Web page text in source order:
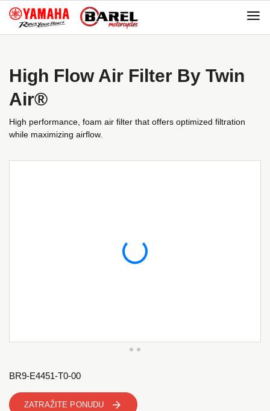
Skip
navigation
Skip
content
High Flow Air Filter By Twin
Air®
High performance, foam air filter that offers optimized filtration
while maximizing airflow.
BR9-E4451-T0-00
ZATRAŽITE PONUDU